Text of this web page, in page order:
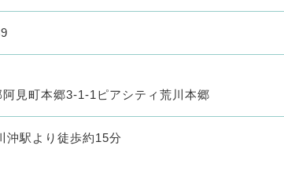
見町本郷3-1-1ピアシティ荒川本郷
沖駅より徒歩約15分